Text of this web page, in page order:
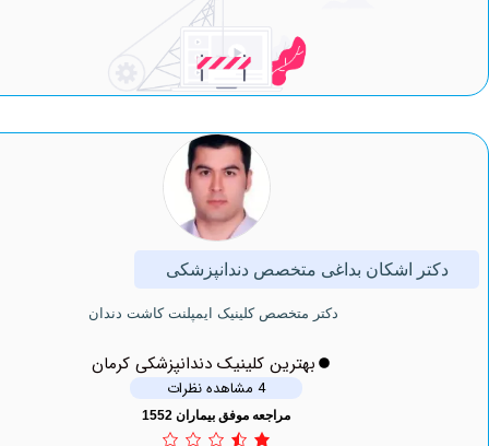
اشکان بداغی متخصص دندانپزشکی
دكتر متخصص کلینیک ايمپلنت كاشت دندان
بهترین کلینیک دندانپزشکی کرمان
مراجعه موفق بیماران 1552